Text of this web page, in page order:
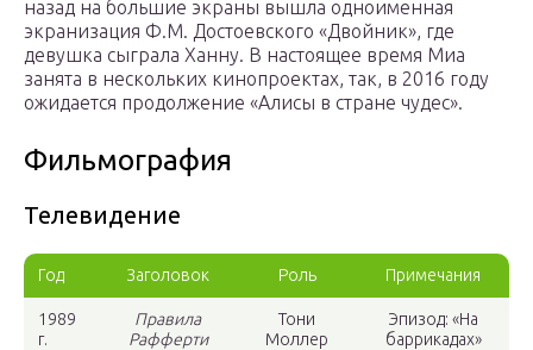
назад на большие экраны вышла одноименная
экранизация Ф.М. Достоевского «Двойник», где
девушка сыграла Ханну. В настоящее время Миа
занята в нескольких кинопроектах, так, в 2016 году
ожидается продолжение «Алисы в стране чудес».
Фильмография
Телевидение
Год Заголовок Роль Примечания
1989
г.
Правила
Рафферти
Тони
Моллер
Эпизод: «На
баррикадах»